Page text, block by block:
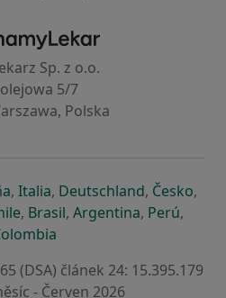
ZnamyLekar - Hlavní stránka
Sp. z o.o.
5/7
Polska
záložce
v nové záložce
se otevře v nové záložce
, Italiase otevře v nové záložce
, Deutschlandse otevře v
, Českose
,
záložce
v nové záložce
se otevře v nové záložce
, Brasilse otevře v nové
, Argentinase otevře v
, Perúse
,
(DSA) článek 24: 15.395.179
- Červen 2026